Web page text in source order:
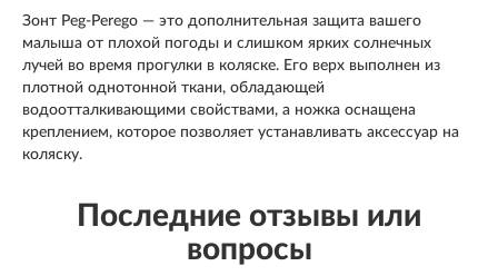
Зонт Peg-Perego — это дополнительная защита вашего
малыша от плохой погоды и слишком ярких солнечных
лучей во время прогулки в коляске. Его верх выполнен из
плотной однотонной ткани, обладающей
водоотталкивающими свойствами, а ножка оснащена
креплением, которое позволяет устанавливать аксессуар на
коляску.
Последние отзывы или
вопросы